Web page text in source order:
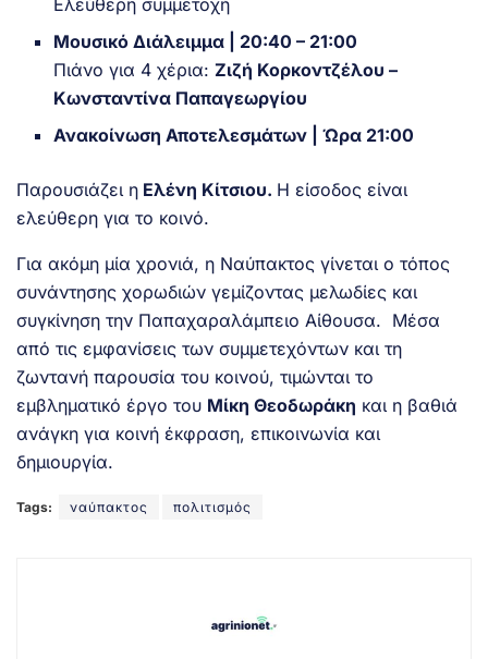
Μουσικό Διάλειμμα | 20:40 – 21:00
Πιάνο για 4 χέρια:Ζιζή Κορκοντζέλου –
Κωνσταντίνα Παπαγεωργίου
Ανακοίνωση Αποτελεσμάτων | Ώρα 21:00
Παρουσιάζει η Ελένη Κίτσιου. Η είσοδος είναι
ελεύθερη για το κοινό.
Για ακόμη μία χρονιά, η Ναύπακτος γίνεται ο τόπος
συνάντησης χορωδιών γεμίζοντας μελωδίες και
συγκίνηση την Παπαχαραλάμπειο Αίθουσα. Μέσα
από τις εμφανίσεις των συμμετεχόντων και τη
ζωντανή παρουσία του κοινού, τιμώνται το
εμβληματικό έργο του Μίκη Θεοδωράκη και η βαθιά
ανάγκη για κοινή έκφραση, επικοινωνία και
δημιουργία.
Tags: ναύπακτος πολιτισμός